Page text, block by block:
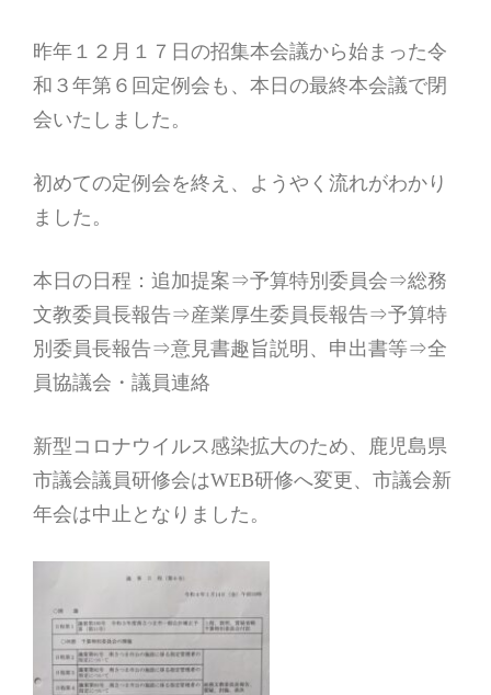
昨年１２月１７日の招集本会議から始まった令
和３年第６回定例会も、本日の最終本会議で閉
会いたしました。
初めての定例会を終え、ようやく流れがわかり
ました。
本日の日程：追加提案⇒予算特別委員会⇒総務
文教委員長報告⇒産業厚生委員長報告⇒予算特
別委員長報告⇒意見書趣旨説明、申出書等⇒全
員協議会・議員連絡
新型コロナウイルス感染拡大のため、鹿児島県
市議会議員研修会はWEB研修へ変更、市議会新
年会は中止となりました。